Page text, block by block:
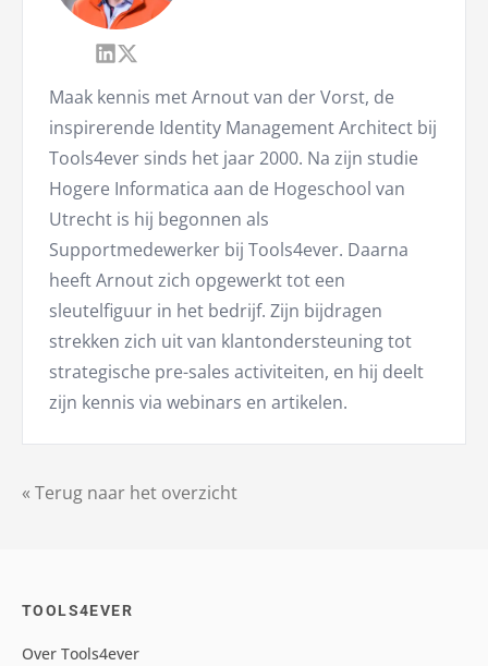
« Terug naar het overzicht
Maak kennis met Arnout van der Vorst, de
inspirerende Identity Management Architect bij
Tools4ever sinds het jaar 2000. Na zijn studie
Hogere Informatica aan de Hogeschool van
Utrecht is hij begonnen als
Supportmedewerker bij Tools4ever. Daarna
heeft Arnout zich opgewerkt tot een
sleutelfiguur in het bedrijf. Zijn bijdragen
strekken zich uit van klantondersteuning tot
strategische pre-sales activiteiten, en hij deelt
zijn kennis via webinars en artikelen.
TOOLS4EVER
Over Tools4ever